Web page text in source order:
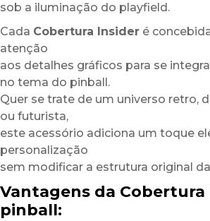
sob a iluminação do playfield.
Cada Cobertura Insider é
atenção
aos detalhes gráficos para se
no tema do pinball.
Quer se trate de um universo retro,
ou futurista,
este acessório adiciona um toque
personalização
sem modificar a estrutura original
Vantagens da Cobertura
pinball: